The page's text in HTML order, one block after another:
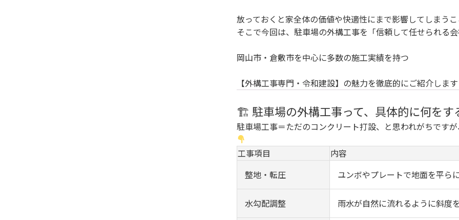
放っておくと家全体の価値や快適性にまで影響してしまうこ
そこで今回は、駐車場の外構工事を「信頼して任せられる
岡山市・倉敷市を中心に多数の施工実績を持つ
【外構工事専門・令和建設】の魅力を徹底的にご紹介します
🏗 駐車場の外構工事って、具体的に何をす
駐車場工事＝ただのコンクリート打設、と思われがちです
工事項目
内容
整地・転圧
ユンボやプレートで地面を平ら
水勾配調整 雨水が自然に流れるように斜度